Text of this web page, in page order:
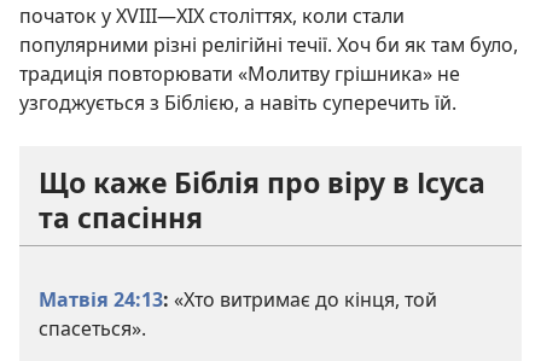
початок у XVIII—XIX століттях, коли стали
популярними різні релігійні течії. Хоч би як там було,
традиція повторювати «Молитву грішника» не
узгоджується з Біблією, а навіть суперечить їй.
Що каже Біблія про віру в Ісуса
та спасіння
Матвія 24:13: «Хто витримає до кінця, той
спасеться».